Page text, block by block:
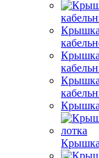
Крышка
Крышка
Крышка
Крышка
Крышка